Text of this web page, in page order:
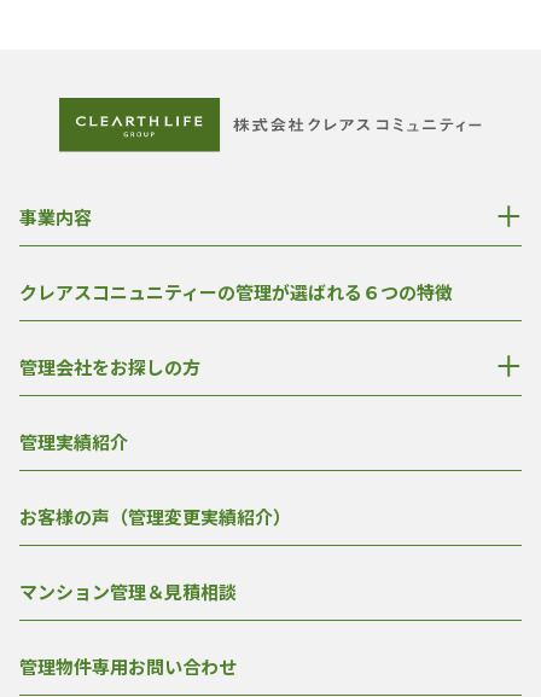
事業内容
クレアスコニュニティーの管理が選ばれる６つの特徴
管理会社をお探しの方
管理実績紹介
お客様の声（管理変更実績紹介）
マンション管理＆見積相談
管理物件専用お問い合わせ